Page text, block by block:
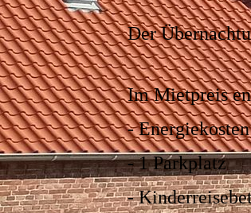
Der
Im Mietpreis
- Energiekosten
- 1 Parkplatz
-